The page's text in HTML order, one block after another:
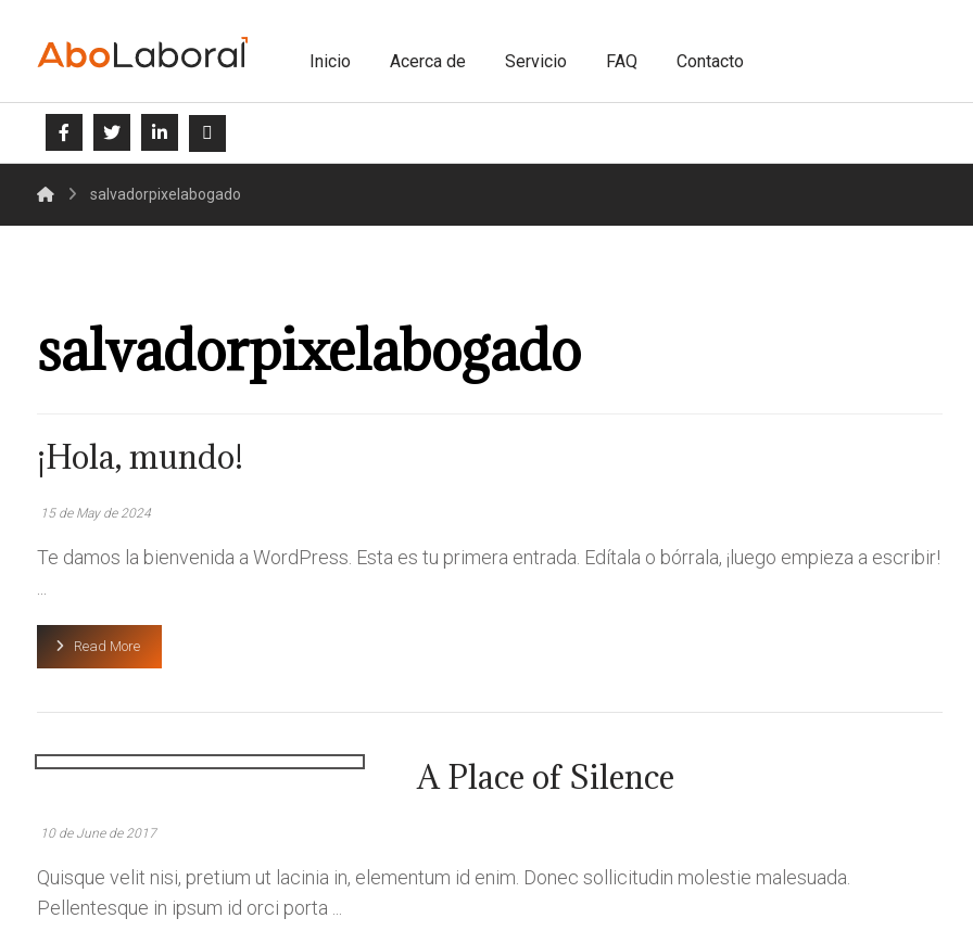
Inicio Acerca de Servicio FAQ Contacto
salvadorpixelabogado
salvadorpixelabogado
¡Hola, mundo!
15 de May de 2024
Te damos la bienvenida a WordPress. Esta es tu primera entrada. Edítala o bórrala, ¡luego empieza a escribir!
Read More
A Place of Silence
10 de June de 2017
Quisque velit nisi, pretium ut lacinia in, elementum id enim. Donec sollicitudin molestie malesuada.
Pellentesque in ipsum id orci porta ...